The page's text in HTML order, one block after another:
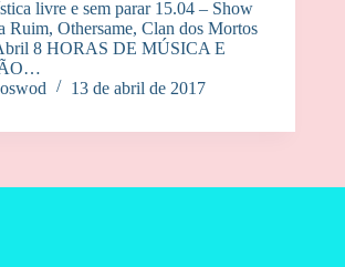
livre e sem parar 15.04 – Show
Ruim, Othersame, Clan dos Mortos
8 HORAS DE MÚSICA E
13 de abril de 2017